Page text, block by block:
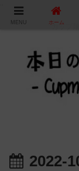
カップ
2022-
MENU ホーム